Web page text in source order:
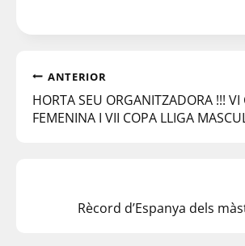
ANTERIOR
HORTA SEU ORGANITZADORA !!! VI
FEMENINA I VII COPA LLIGA
Rècord d’Espanya dels